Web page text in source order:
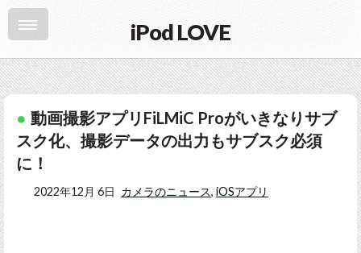
iPod LOVE
動画撮影アプリFiLMiC Proがいきなりサブ
スク化、撮影データの出力もサブスク必須
に！
2022年12月 6日 カメラのニュース, iOSアプリ